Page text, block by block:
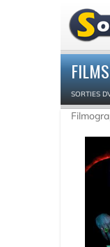
SORTIES